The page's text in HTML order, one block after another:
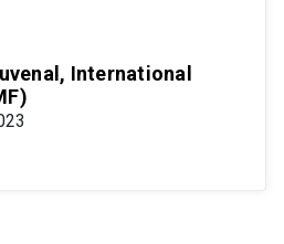
International